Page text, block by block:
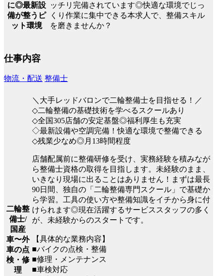
に◎最新設
備が整うピ
ット環境
ッチリ完備されています◎快適な環境でじっ
くり作業に集中できる本求人で、整備スキル
を磨きませんか？
仕事内容
物流・配送 整備士
二輪整
備士/
国産
車〜外
車の点
検・修
理
＼大手レッドバロンで二輪整備士を目指せる！／
◇二輪整備の基礎技術を学べるスクールあり
◇全国305店舗の安定基盤◎福利厚生も充実
◇最新設備や空調完備！快適な環境で整備できる
◇残業少なめ◎月13時間程度
店舗配属前に整備研修を受け、実務経験を積みなが
ら整備士資格の取得を目指します。未経験のまま、
いきなり現場に出ることはありません！まずは最長
90日間、独自の「二輪整備専門スクール」で基礎か
ら学習。工具の使い方や整備知識をイチから身に付
けられます◎現在活躍するサービススタッフの多く
が、未経験からのスタートです。
【具体的な業務内容】
■バイクの点検・整備
■修理・メンテナンス
■車検対応